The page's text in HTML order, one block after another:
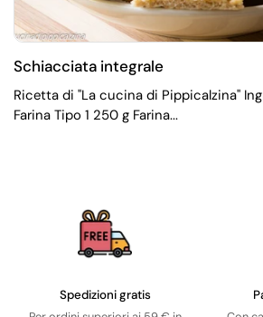
Schiacciata integrale
Ricetta di "La cucina di Pippicalzina"
Farina Tipo 1 250 g Farina...
Spedizioni gratis